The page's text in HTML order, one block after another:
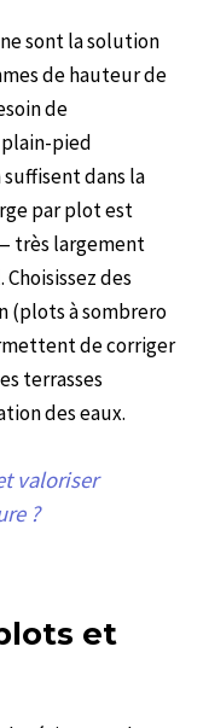
sont la solution
de hauteur de
de
pied
suffisent dans la
par plot est
très largement
des
(plots à sombrero
de corriger
terrasses
des eaux.
valoriser
?
et